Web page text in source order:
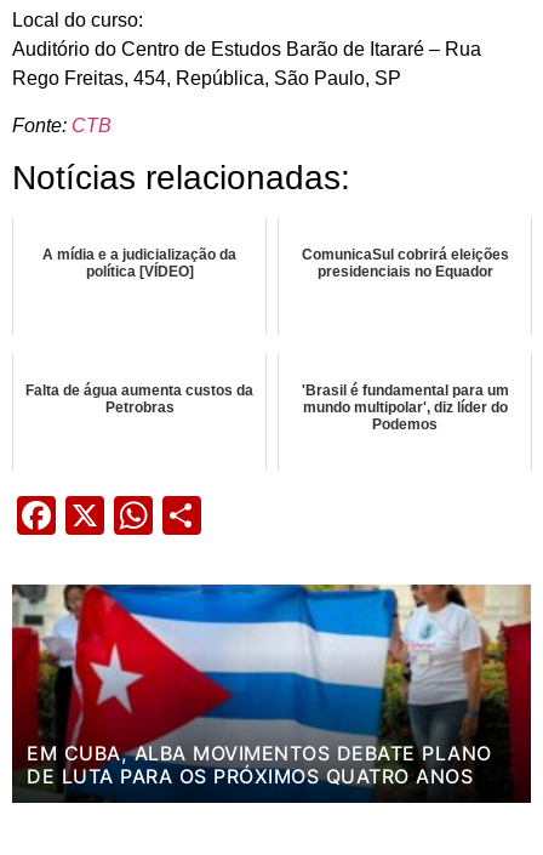
Local do curso:
Auditório do Centro de Estudos Barão de Itararé – Rua
Rego Freitas, 454, República, São Paulo, SP
Fonte: CTB
Notícias relacionadas:
A mídia e a judicialização da
política [VÍDEO]
ComunicaSul cobrirá eleições
presidenciais no Equador
Falta de água aumenta custos da
Petrobras
'Brasil é fundamental para um
mundo multipolar', diz líder do
Podemos
Facebook
X WhatsApp
EM CUBA, ALBA MOVIMENTOS DEBATE PLANO
DE LUTA PARA OS PRÓXIMOS QUATRO ANOS